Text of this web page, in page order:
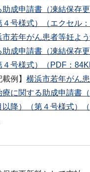
助成申請書（凍結保存更
４号様式）（エクセル：
市若年がん患者等妊よ
助成申請書（凍結保存更
４号様式）（PDF：
載例】 横浜市若年がん
療に関する助成申請書
以降）（第４号様式）